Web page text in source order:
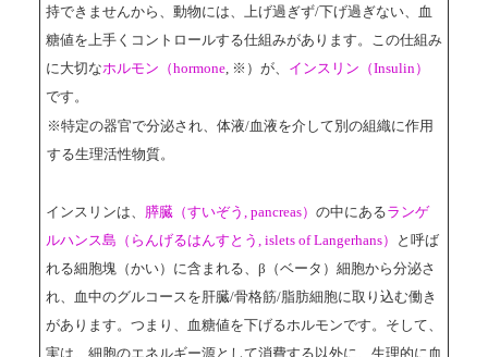
持できませんから、動物には、上げ過ぎず/下げ過ぎない、血
糖値を上手くコントロールする仕組みがあります。この仕組み
に大切なホルモン（hormone , ※）が、 インスリン（Insulin）
です。
※特定の器官で分泌され、体液/血液を介して別の組織に作用
する生理活性物質。
インスリンは、 膵臓（すいぞう, pancreas） の中にあるランゲ
ルハンス島（らんげるはんすとう, islets of Langerhans）
と呼ば
れる細胞塊（かい）に含まれる、β（ベータ）細胞から分泌さ
れ、血中のグルコースを肝臓/骨格筋/脂肪細胞に取り込む働き
があります。つまり、血糖値を下げるホルモンです。そして、
実は、細胞のエネルギー源として消費する以外に、生理的に血